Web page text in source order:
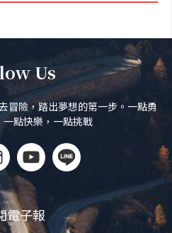
Us
冒險，踏出夢想的第一步。一點勇
點快樂，一點挑戰
電子報